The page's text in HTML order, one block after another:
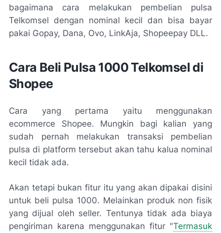
bagaimana cara melakukan pembelian pulsa
Telkomsel dengan nominal kecil dan bisa bayar
pakai Gopay, Dana, Ovo, LinkAja, Shopeepay DLL.
Cara Beli Pulsa 1000 Telkomsel di
Shopee
Cara yang pertama yaitu menggunakan
ecommerce Shopee. Mungkin bagi kalian yang
sudah pernah melakukan transaksi pembelian
pulsa di platform tersebut akan tahu kalua nominal
kecil tidak ada.
Akan tetapi bukan fitur itu yang akan dipakai disini
untuk beli pulsa 1000. Melainkan produk non fisik
yang dijual oleh seller. Tentunya tidak ada biaya
pengiriman karena menggunakan fitur "Termasuk